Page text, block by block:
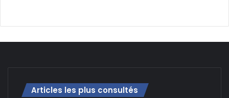
Articles les plus consultés